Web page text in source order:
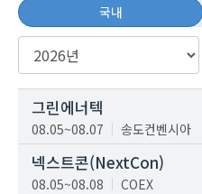
국내
그린에너텍
08.05~08.07 송도컨벤시아
넥스트콘(NextCon)
08.05~08.08 COEX